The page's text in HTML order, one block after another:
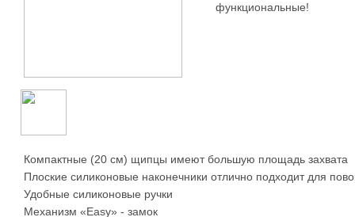
функциональные!
Компактные (20 см) щипцы имеют большую площадь захвата
Плоские силиконовые наконечники отлично подходит для
Удобные силиконовые ручки
Механизм «Easy» - замок